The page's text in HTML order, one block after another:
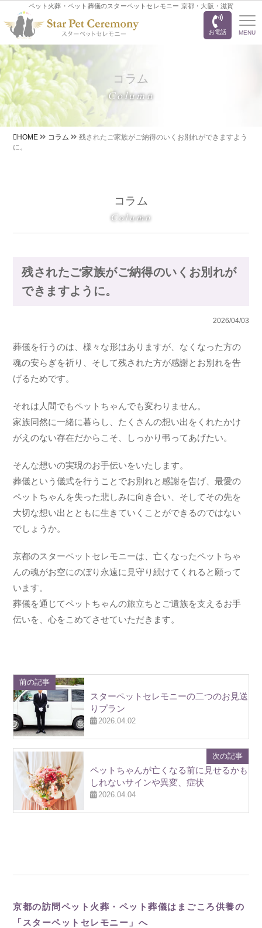
ペット火葬・ペット葬儀のスターペットセレモニー 京都・大阪・滋賀
お電話 MENU
コラム
Column
HOME コラム
残されたご家族がご納得のいくお別れができますよう
に。
コラム
Column
残されたご家族がご納得のいくお別れが
できますように。
2026/04/03
葬儀を行うのは、様々な形はありますが、なくなった方の
魂の安らぎを祈り、そして残された方が感謝とお別れを告
げるためです。
それは人間でもペットちゃんでも変わりません。
家族同然に一緒に暮らし、たくさんの想い出をくれたかけ
がえのない存在だからこそ、しっかり弔ってあげたい。
そんな想いの実現のお手伝いをいたします。
葬儀という儀式を行うことでお別れと感謝を告げ、最愛の
ペットちゃんを失った悲しみに向き合い、そしてその先を
大切な想い出とともに生きていくことができるのではない
でしょうか。
京都のスターペットセレモニーは、亡くなったペットちゃ
んの魂がお空にのぼり永遠に見守り続けてくれると願って
います。
葬儀を通じてペットちゃんの旅立ちとご遺族を支えるお手
伝いを、心をこめてさせていただきます。
前の記事
スターペットセレモニーの二つのお見送
りプラン
2026.04.02
次の記事
ペットちゃんが亡くなる前に見せるかも
しれないサインや異変、症状
2026.04.04
京都の訪問ペット火葬・ペット葬儀はまごころ供養の
「スターペットセレモニー」へ